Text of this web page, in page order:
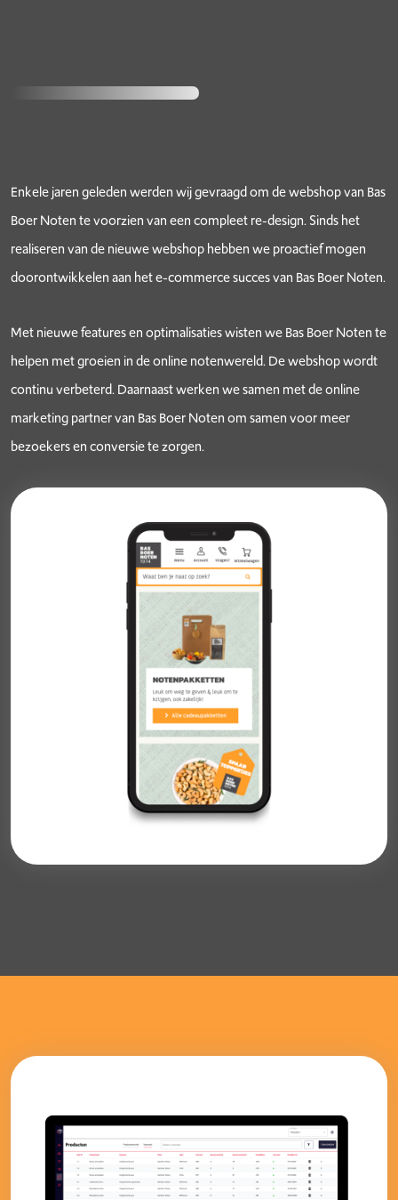
Enkele jaren geleden werden wij gevraagd om de webshop van Bas
Boer Noten te voorzien van een compleet re-design. Sinds het
realiseren van de nieuwe webshop hebben we proactief mogen
doorontwikkelen aan het e-commerce succes van Bas Boer Noten.
Met nieuwe features en optimalisaties wisten we Bas Boer Noten te
helpen met groeien in de online notenwereld. De webshop wordt
continu verbeterd. Daarnaast werken we samen met de online
marketing partner van Bas Boer Noten om samen voor meer
bezoekers en conversie te zorgen.